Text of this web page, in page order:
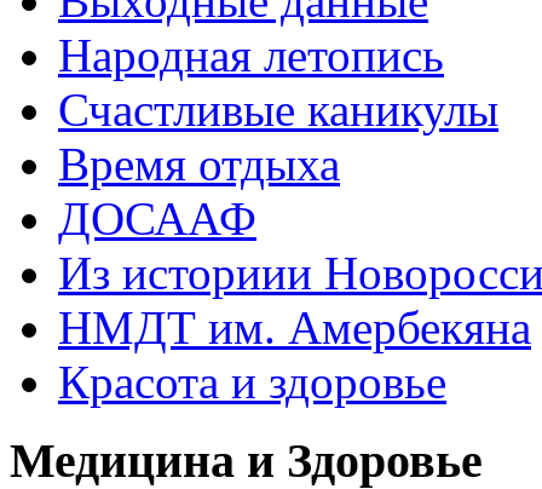
Народная летопись
Счастливые каникулы
Время отдыха
ДОСААФ
Из историии
НМДТ им. Амербекяна
Красота и здоровье
Медицина и Здоровье